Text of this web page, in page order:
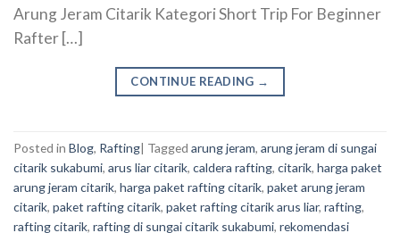
Arung Jeram Citarik Kategori Short Trip For Beginner
Rafter […]
CONTINUE READING →
Posted in Blog, Rafting| Tagged arung jeram, arung jeram di sungai
citarik sukabumi, arus liar citarik, caldera rafting, citarik, harga paket
arung jeram citarik, harga paket rafting citarik, paket arung jeram
citarik, paket rafting citarik, paket rafting citarik arus liar, rafting,
rafting citarik, rafting di sungai citarik sukabumi, rekomendasi